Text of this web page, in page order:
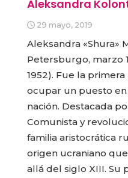
Aleksandra
29 mayo, 2019
Aleksandra «Shura»
Petersburgo, marzo
1952). Fue la
ocupar un puesto
nación. Destacada
Comunista y
familia aristocrática
origen ucraniano
allá del siglo XIII. Su